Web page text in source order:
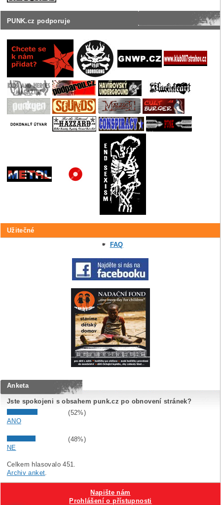
PUNK.cz podporuje
Užitečné
FAQ
Anketa
Jste spokojeni s obsahem punk.cz po obnovení stránek?
(52%)
ANO
(48%)
NE
Celkem hlasovalo 451.
Archiv anket.
Napište nám
Prohlášení o přístupnosti